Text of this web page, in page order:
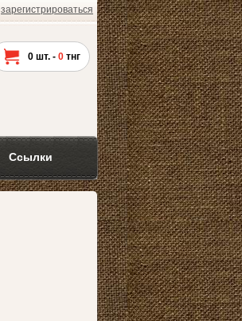
зарегистрироваться
0 шт. - 0 тнг
Ссылки